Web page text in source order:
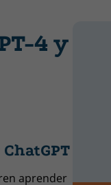
4 y
aprender